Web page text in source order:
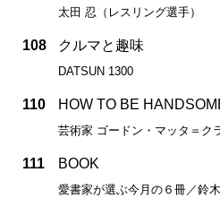
太田 忍（レスリング選手）
108 クルマと趣味
DATSUN 1300
110 HOW TO BE
芸術家 ゴードン・マッタ＝ク
111 BOOK
愛書家が選ぶ今月の６冊／鈴